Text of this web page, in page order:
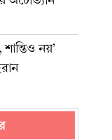
শান্তিও নয়’